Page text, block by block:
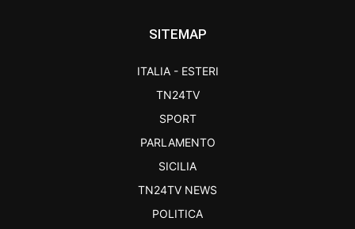
SITEMAP
ITALIA - ESTERI
TN24TV
SPORT
PARLAMENTO
SICILIA
TN24TV NEWS
POLITICA